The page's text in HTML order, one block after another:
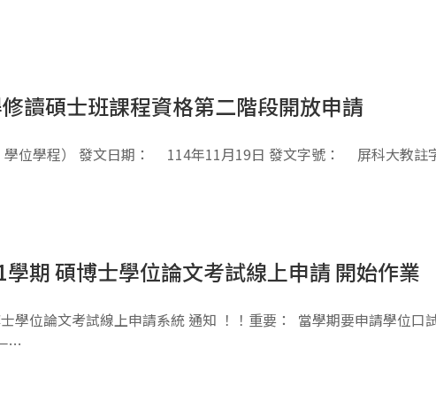
讀碩士班課程資格第二階段開放申請
學程） 發文日期： 114年11月19日 發文字號： 屏科大
學期 碩博士學位論文考試線上申請 開始作業
學位論文考試線上申請系統 通知 ！！重要： 當學期要申請學位口
…